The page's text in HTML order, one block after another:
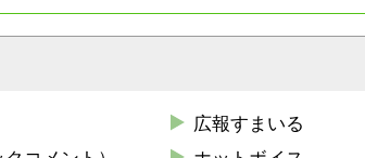
広報すまいる